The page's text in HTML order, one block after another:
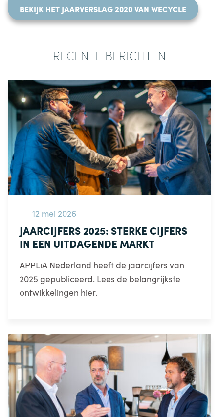
BEKIJK HET JAARVERSLAG 2020 VAN WECYCLE
RECENTE BERICHTEN
12 mei 2026
JAARCIJFERS 2025: STERKE CIJFERS
IN EEN UITDAGENDE MARKT
APPLiA Nederland heeft de jaarcijfers van
2025 gepubliceerd. Lees de belangrijkste
ontwikkelingen hier.